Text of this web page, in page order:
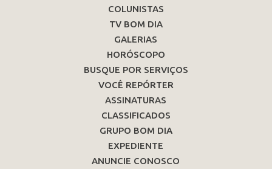
COLUNISTAS
TV BOM DIA
GALERIAS
HORÓSCOPO
BUSQUE POR SERVIÇOS
VOCÊ REPÓRTER
ASSINATURAS
CLASSIFICADOS
GRUPO BOM DIA
EXPEDIENTE
ANUNCIE CONOSCO